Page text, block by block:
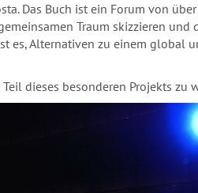
Das Buch ist ein Forum von
Traum skizzieren und
es, Alternativen zu einem global
dieses besonderen Projekts zu